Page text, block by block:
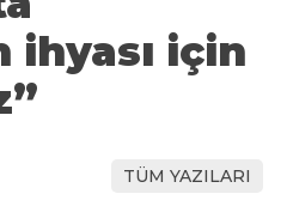
ihyası için
TÜM YAZILARI